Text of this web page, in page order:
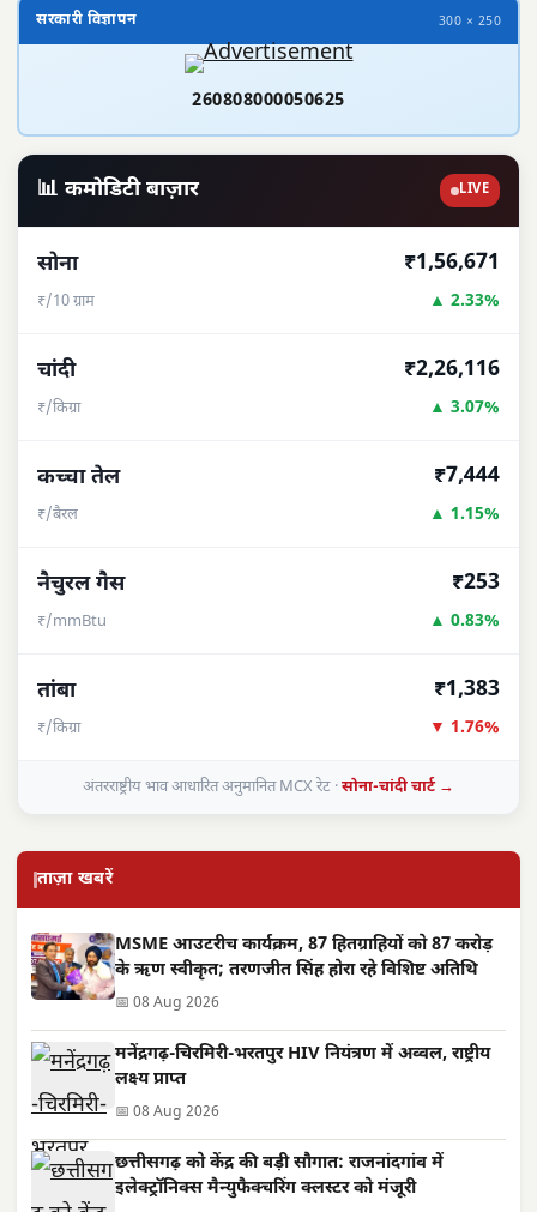
सरकारी विज्ञापन 300 × 250
260808000050625
📊 कमोडिटी बाज़ार LIVE
सोना
₹/10 ग्राम
₹1,56,671
▲ 2.33%
चांदी
₹/किग्रा
₹2,26,116
▲ 3.07%
कच्चा तेल
₹/बैरल
₹7,444
▲ 1.15%
नैचुरल गैस
₹/mmBtu
₹253
▲ 0.83%
तांबा
₹/किग्रा
₹1,383
▼ 1.76%
अंतरराष्ट्रीय भाव आधारित अनुमानित MCX रेट ·सोना-चांदी चार्ट →
ताज़ा खबरें
MSME आउटरीच कार्यक्रम, 87 हितग्राहियों को 87 करोड़
के ऋण स्वीकृत; तरणजीत सिंह होरा रहे विशिष्ट अतिथि
📅 08 Aug 2026
मनेंद्रगढ़-चिरमिरी-भरतपुर HIV नियंत्रण में अव्वल, राष्ट्रीय
लक्ष्य प्राप्त
📅 08 Aug 2026
छत्तीसगढ़ को केंद्र की बड़ी सौगात: राजनांदगांव में
इलेक्ट्रॉनिक्स मैन्युफैक्चरिंग क्लस्टर को मंजूरी